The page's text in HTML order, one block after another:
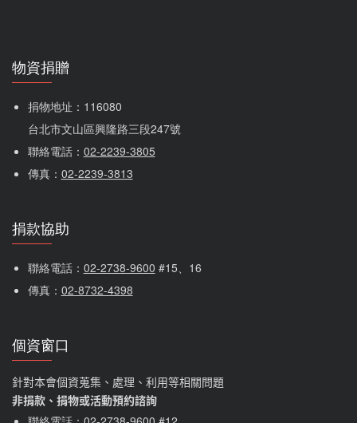
物資捐贈
捐物地址：116080
台北市文山區興隆路三段247號
聯絡電話： 02-2239-3805
傳真： 02-2239-3813
捐款協助
聯絡電話： 02-2738-9600 #15、16
傳真： 02-8732-4398
個資窗口
針對本會個資蒐集、處理、利用等相關問題
非捐款、捐物或活動預約諮詢